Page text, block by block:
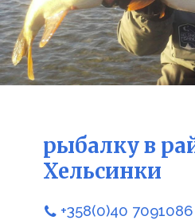
рыбалку в
Хельсинки
+358(0)40 7091086